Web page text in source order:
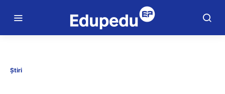
Știri